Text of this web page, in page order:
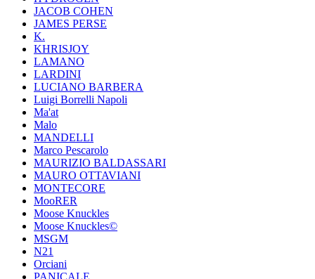
JACOB COHEN
JAMES PERSE
K.
KHRISJOY
LAMANO
LARDINI
LUCIANO BARBERA
Luigi Borrelli Napoli
Ma'at
Malo
MANDELLI
Marco Pescarolo
MAURIZIO BALDASSARI
MAURO OTTAVIANI
MONTECORE
MooRER
Moose Knuckles
Moose Knuckles©️
MSGM
N21
Orciani
PANICALE